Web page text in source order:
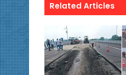
Related Articles